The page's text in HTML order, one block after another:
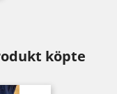
köpte